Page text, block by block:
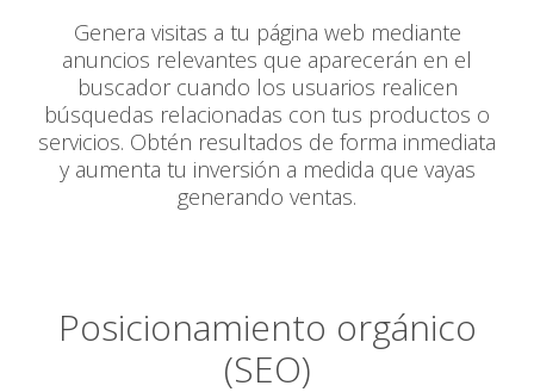
Genera visitas a tu página web mediante
anuncios relevantes que aparecerán en el
buscador cuando los usuarios realicen
búsquedas relacionadas con tus productos o
servicios. Obtén resultados de forma inmediata
y aumenta tu inversión a medida que vayas
generando ventas.
Posicionamiento orgánico
(SEO)